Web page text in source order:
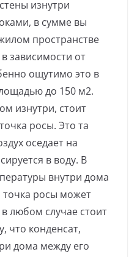
изнутри
в сумме вы
пространстве
зависимости от
ощутимо это в
до 150 м2.
изнутри, стоит
росы. Это та
оседает на
в воду. В
внутри дома
точка росы может
любом случае стоит
что конденсат,
дома между его